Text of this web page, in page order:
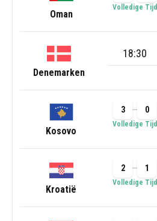
Oman
Volledige Tijd
Denemarken
18:30
Kosovo
3 0
Volledige Tijd
Kroatië
2 1
Volledige Tijd